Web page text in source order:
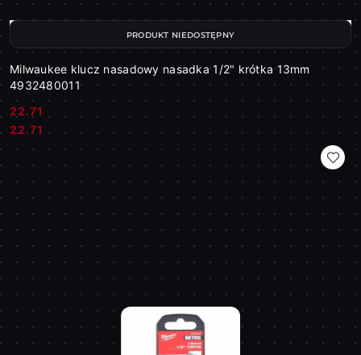
Milwaukee klucz nasadowy nasadka 1/2" krótka 13mm
4932480011
Cena:
22.71
Cena:
22.71
PRODUKT NIEDOSTĘPNY